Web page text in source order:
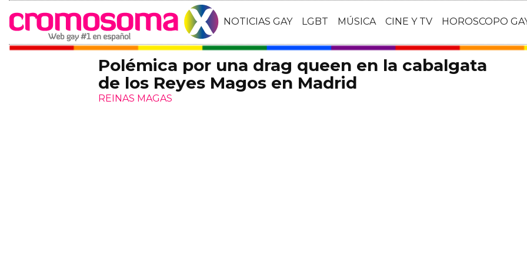
NOTICIAS GAY LGBT MÚSICA CINE Y TV HOROSCOPO
Polémica por una drag queen en la cabalgata
de los Reyes Magos en Madrid
REINAS MAGAS